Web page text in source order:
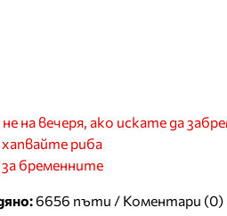
на вечеря, ако искате да
риба
бременните
6656 пъти / Коментари (0)